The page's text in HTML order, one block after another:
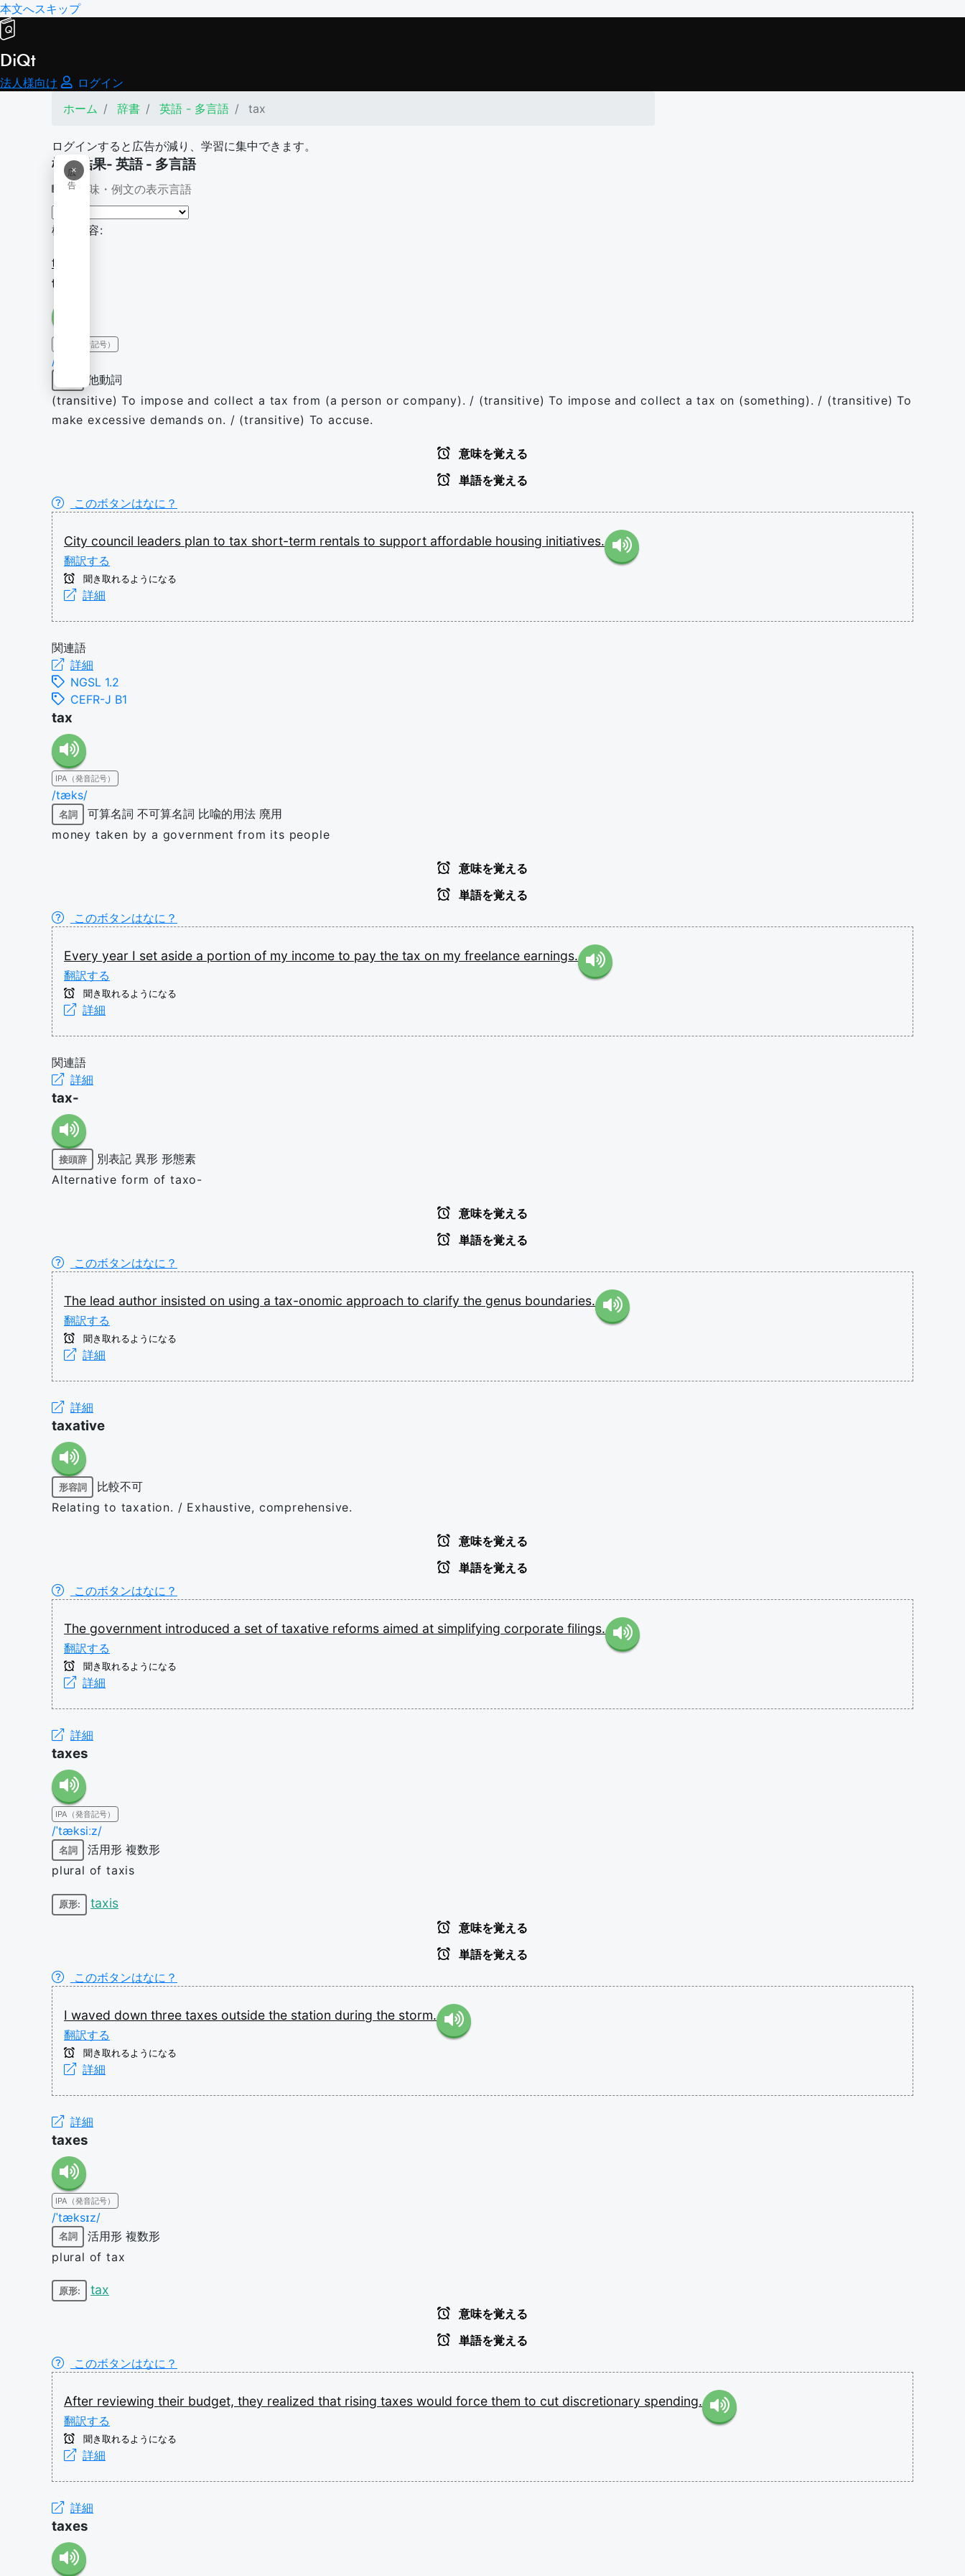
本文へスキップ
DiQt
法人様向け
ログイン
ホーム
辞書 英語 - 多言語 tax
ログインすると広告が減り、学習に集中できます。
×
広
告
検索結果- 英語 - 多言語
意味・例文の表示言語
検索内容:
tax
tax
IPA（発音記号）
/tæks/
他動詞
(transitive) To impose and collect a tax from (a person or company). / (transitive) To impose and collect a tax on (something). / (transitive) To
make excessive demands on. / (transitive) To accuse.
意味を覚える
単語を覚える
このボタンはなに？
City council leaders plan to tax short-term rentals to support affordable housing initiatives.
翻訳する
聞き取れるようになる
詳細
関連語
詳細
NGSL 1.2
CEFR-J B1
tax
IPA（発音記号）
/tæks/
名詞 可算名詞 不可算名詞 比喩的用法 廃用
money taken by a government from its people
意味を覚える
単語を覚える
このボタンはなに？
Every year I set aside a portion of my income to pay the tax on my freelance earnings.
翻訳する
聞き取れるようになる
詳細
関連語
詳細
tax-
接頭辞 別表記 異形 形態素
Alternative form of taxo-
意味を覚える
単語を覚える
このボタンはなに？
The lead author insisted on using a tax-onomic approach to clarify the genus boundaries.
翻訳する
聞き取れるようになる
詳細
詳細
taxative
形容詞
比較不可
Relating to taxation. / Exhaustive, comprehensive.
意味を覚える
単語を覚える
このボタンはなに？
The government introduced a set of taxative reforms aimed at simplifying corporate filings.
翻訳する
聞き取れるようになる
詳細
詳細
taxes
IPA（発音記号）
/ˈtæksiːz/
名詞 活用形 複数形
plural of taxis
原形: taxis
意味を覚える
単語を覚える
このボタンはなに？
I waved down three taxes outside the station during the storm.
翻訳する
聞き取れるようになる
詳細
詳細
taxes
IPA（発音記号）
/ˈtæksɪz/
名詞 活用形 複数形
plural of tax
原形: tax
意味を覚える
単語を覚える
このボタンはなに？
After reviewing their budget, they realized that rising taxes would force them to cut discretionary spending.
翻訳する
聞き取れるようになる
詳細
詳細
taxes